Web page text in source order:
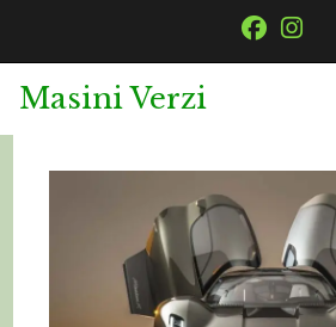
Masini Verzi